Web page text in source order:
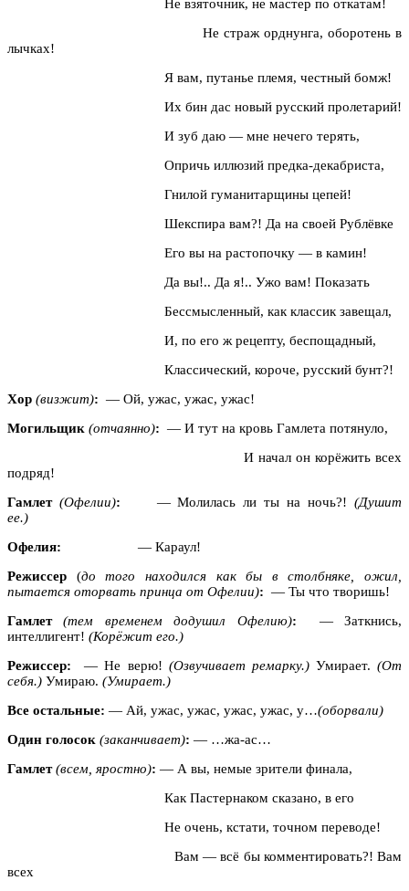
Не взяточник, не мастер по откатам!
Не страж орднунга, оборотень в
лычках!
Я вам, путанье племя, честный бомж!
Их бин дас новый русский пролетарий!
И зуб даю — мне нечего терять,
Опричь иллюзий предка-декабриста,
Гнилой гуманитарщины цепей!
Шекспира вам?! Да на своей Рублёвке
Его вы на растопочку — в камин!
Да вы!.. Да я!.. Ужо вам! Показать
Бессмысленный, как классик завещал,
И, по его ж рецепту, беспощадный,
Классический, короче, русский бунт?!
Хор (визжит): — Ой, ужас, ужас, ужас!
Могильщик (отчаянно): — И тут на кровь Гамлета потянуло,
И начал он корёжить всех
подряд!
Гамлет (Офелии): — Молилась ли ты на ночь?!(Душит
ее.)
Офелия: — Караул!
Режиссер (до того находился как бы в столбняке, ожил,
пытается оторвать принца от Офелии): — Ты что творишь!
Гамлет(тем временем додушил Офелию): — Заткнись,
интеллигент! (Корёжит его.)
Режиссер: — Не верю! (Озвучивает ремарку.)Умирает. (От
себя.) Умираю. (Умирает.)
Все остальные: — Ай, ужас, ужас, ужас, ужас, у…(оборвали)
Один голосок (заканчивает): — …жа-ас…
Гамлет(всем, яростно): — А вы, немые зрители финала,
Как Пастернаком сказано, в его
Не очень, кстати, точном переводе!
Вам — всё бы комментировать?! Вам
всех